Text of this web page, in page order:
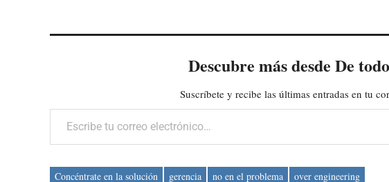
Descubre más desde De
Suscríbete y recibe las últimas entradas en tu
Escribe tu correo electrónico…
Concéntrate en la solución gerencia no en el problema over engineering